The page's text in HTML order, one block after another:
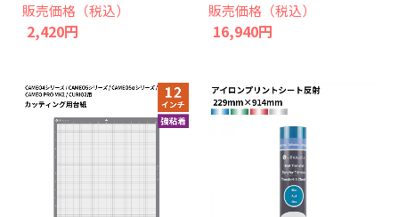
販売価格（税込）
2,420円
販売価格（税込）
16,940円